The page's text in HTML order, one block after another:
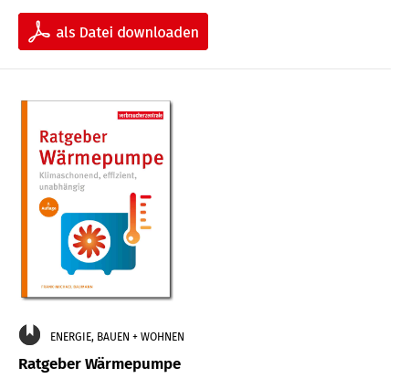
ENERGIE, BAUEN + WOHNEN
Ratgeber Wärmepumpe